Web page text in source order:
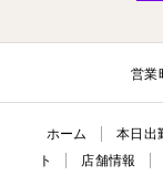
営業
ホーム 本日出
ト
店舗情報